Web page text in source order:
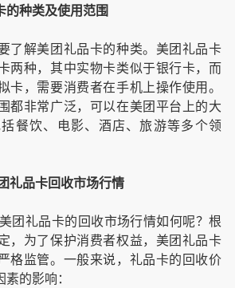
的种类及使用范围
解美团礼品卡的种类。美团礼品卡
两种，其中实物卡类似于银行卡，而
卡，需要消费者在手机上操作使用。
都非常广泛，可以在美团平台上的大
餐饮、电影、酒店、旅游等多个领
礼品卡回收市场行情
礼品卡的回收市场行情如何呢？根
，为了保护消费者权益，美团礼品卡
格监管。一般来说，礼品卡的回收价
的影响：